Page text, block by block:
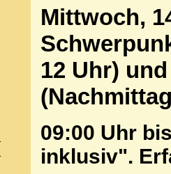
Mittwoch,
12 Uhr)
09:00 Uhr
inklusiv".